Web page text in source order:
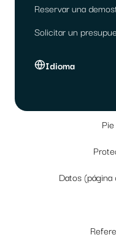
Reservar una
Solicitar un
Idioma
Datos